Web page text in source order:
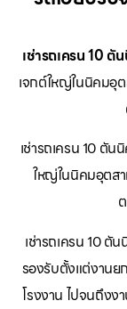
เช่ารถเครน 10
เจกต์ใหญ่ในนิคมอุ
เช่ารถเครน 10 ตั
ใหญ่ในนิคมอุตส
เช่ารถเครน 10
รองรับตั้งแต่งานย
โรงงาน ไปจนถึงง